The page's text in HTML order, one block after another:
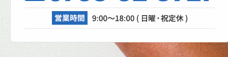
が活躍しています。リフト、各エアツー
ル、溶接機、診断機etc....
2025.8.29